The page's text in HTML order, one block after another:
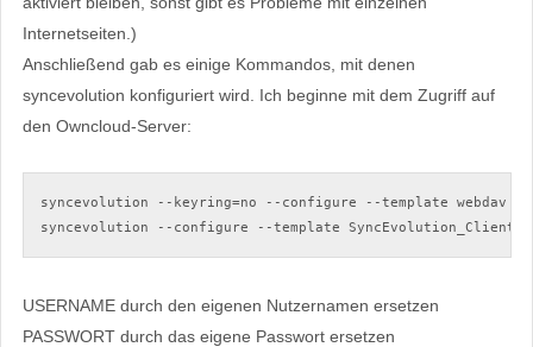
Internetseiten.)
Anschließend gab es einige Kommandos, mit denen
syncevolution konfiguriert wird. Ich beginne mit dem Zugriff auf
den Owncloud-Server:
syncevolution --keyring=no --configure --template webdav
syncevolution --configure --template SyncEvolution_Client
USERNAME durch den eigenen Nutzernamen ersetzen
PASSWORT durch das eigene Passwort ersetzen